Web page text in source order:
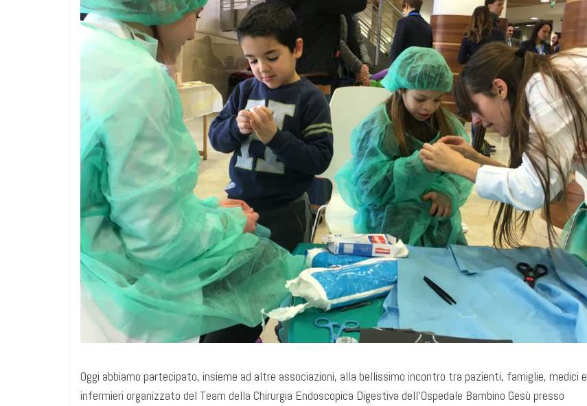
Oggi abbiamo partecipato, insieme ad altre associazioni, alla bellissimo incontro tra pazienti, famiglie, medici e
infermieri organizzato del Team della Chirurgia Endoscopica Digestiva dell’Ospedale Bambino Gesù presso